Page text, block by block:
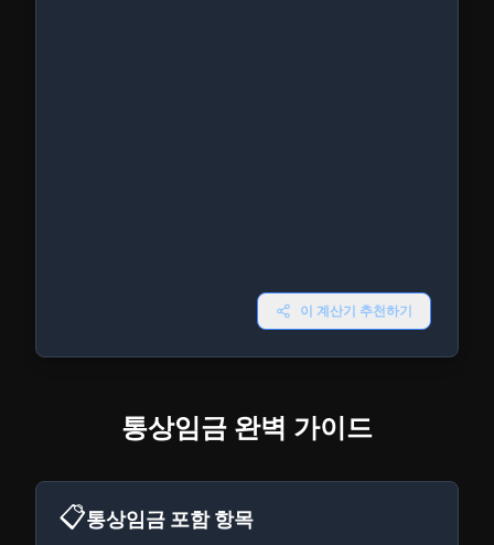
이 계산기 추천하기
통상임금 완벽 가이드
📋통상임금 포함 항목